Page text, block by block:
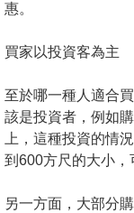
地
新
聞
數
據
佈
惠。
買家以投資客為主
至於哪一種人適合
該是投資者，例如
上，這種投資的情
到600方尺的大小，
另一方面，大部分